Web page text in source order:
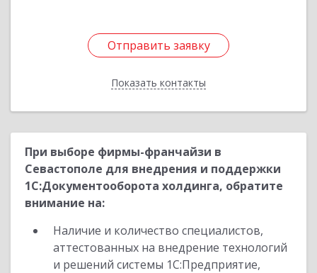
Отправить заявку
Показать контакты
Отправить заявку
Назад
При выборе фирмы-франчайзи в
Севастополе для внедрения и поддержки
1С:Документооборота холдинга, обратите
внимание на:
Наличие и количество специалистов,
аттестованных на внедрение технологий
и решений системы 1С:Предприятие,